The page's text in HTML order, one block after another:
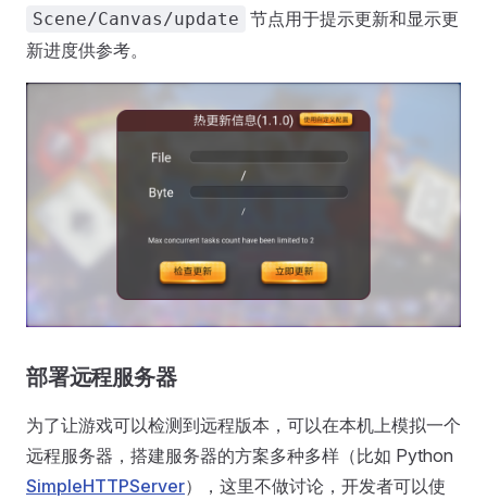
Scene/Canvas/update 节点用于提示更新和显示更
新进度供参考。
部署远程服务器
为了让游戏可以检测到远程版本，可以在本机上模拟一个
远程服务器，搭建服务器的方案多种多样（比如 Python
SimpleHTTPServer），这里不做讨论，开发者可以使